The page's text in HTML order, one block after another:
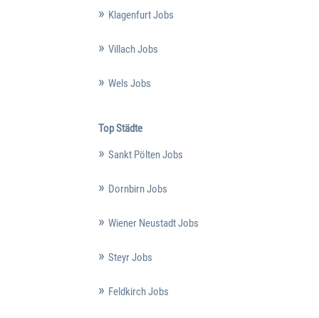
Klagenfurt Jobs
Villach Jobs
Wels Jobs
Top Städte
Sankt Pölten Jobs
Dornbirn Jobs
Wiener Neustadt Jobs
Steyr Jobs
Feldkirch Jobs